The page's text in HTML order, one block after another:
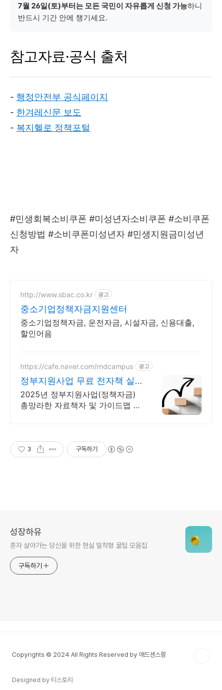
7월 26일(토)부터는 모든 국민이 자유롭게 신청 가능하니
반드시 기간 안에 챙기세요.
참고자료·공식 출처
- 행정안전부 공식페이지
- 한겨레신문 보도
- 복지헬로 정책포털
#민생회복소비쿠폰 #미성년자소비쿠폰 #소비쿠폰
신청방법 #소비쿠폰미성년자 #민생지원금미성년
자
http://www.sbac.co.kr 광고
중소기업정책자금지원센터
중소기업정책자금, 운전자금, 시설자금, 신용대출,
할인어음
https://cafe.naver.com/rndcampus 광고
정부지원사업 무료 전자책 실
무 전문가 무료 웹세미나
2025년 정부지원사업(정책자금)
총망라한 자료책자 및 가이드맵 무
3 구독하기
성장하유
혼자 살아가는 당신을 위한 현실 밀착형 꿀팁 모음집
구독하기
Copyrights © 2024 All Rights Reserved by 애드센스팜
Designed by 티스토리